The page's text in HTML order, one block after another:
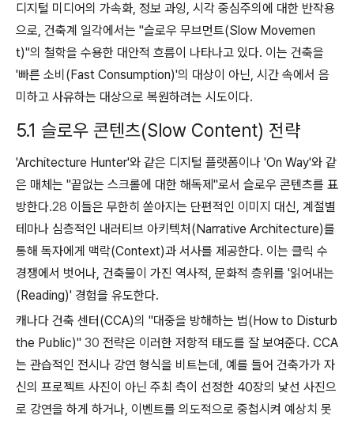
디지털 미디어의 가속화, 정보 과잉, 시각 중심주의에 대한 반작용
으로, 건축계 일각에서는 "슬로우 무브먼트(Slow Movemen
t)"의 철학을 수용한 대안적 흐름이 나타나고 있다. 이는 건축을
'빠른 소비(Fast Consumption)'의 대상이 아닌, 시간 속에서 음
미하고 사유하는 대상으로 복원하려는 시도이다.
5.1 슬로우 콘텐츠(Slow Content) 전략
'Architecture Hunter'와 같은 디지털 플랫폼이나 'On Way'와 같
은 매체는 "끝없는 스크롤에 대한 해독제"로서 슬로우 콘텐츠를 표
방한다.28 이들은 무한히 쏟아지는 단편적인 이미지 대신, 계절별
테마나 심층적인 내러티브 아키텍처(Narrative Architecture)를
통해 독자에게 맥락(Context)과 서사를 제공한다. 이는 클릭 수
경쟁에서 벗어나, 건축물이 가진 역사적, 문화적 층위를 '읽어내는
(Reading)' 경험을 유도한다.
캐나다 건축 센터(CCA)의 "대중을 방해하는 법(How to Disturb
the Public)" 30 전략은 이러한 저항적 태도를 잘 보여준다. CCA
는 관습적인 전시나 강연 형식을 비트는데, 예를 들어 건축가가 자
신의 프로젝트 사진이 아닌 주최 측이 선정한 40장의 낯선 사진으
로 강연을 하게 하거나, 이벤트를 의도적으로 중첩시켜 예상치 못